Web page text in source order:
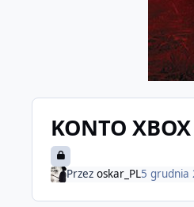
KONTO
Przezoskar_PL5 grudnia